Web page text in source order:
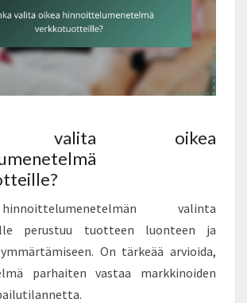
valita oikea
valinta
perustuu tuotteen luonteen ja
On tärkeää arvioida,
parhaiten vastaa markkinoiden